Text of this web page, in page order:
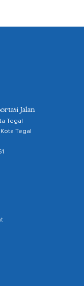
Jalan
Tegal
Tegal